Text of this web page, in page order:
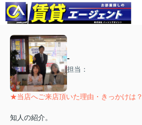
-
担当：
★当店へご来店頂いた理由・きっかけは？
知人の紹介。